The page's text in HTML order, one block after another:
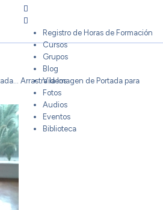
Registro de Horas de Formación
Cursos
Grupos
Blog
Videos
Fotos
Audios
Eventos
Biblioteca
Arrastra la Imagen de Portada para